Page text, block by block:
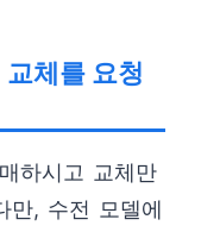
체를 요청
하시고 교체만
만, 수전 모델에